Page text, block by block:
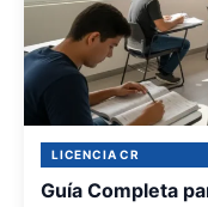
LICENCIA CR
Guía Completa